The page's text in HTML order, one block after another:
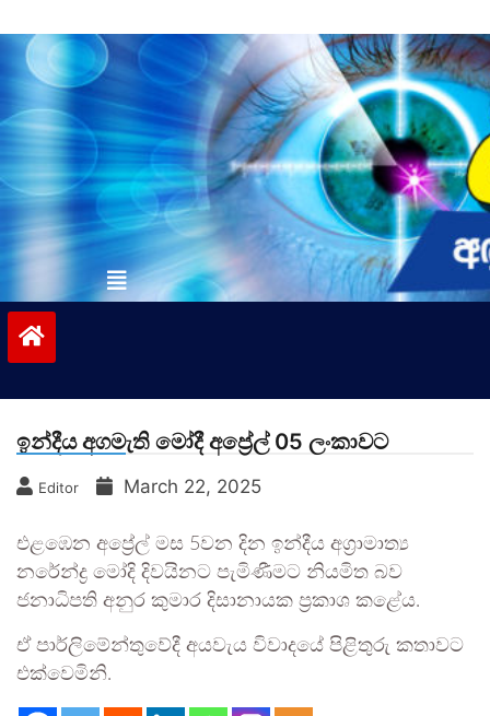
to
contentvinivida.lk
ඉන්දීය අගමැති මෝදී අප්‍රේල් 05 ලංකාවට
Editor March 22, 2025
එළඹෙන අප්‍රේල් මස 5වන දින ඉන්දීය අග්‍රාමාත්‍ය
නරේන්ද්‍ර මෝදි දිවයිනට පැමිණීමට නියමිත බව
ජනාධිපති අනුර කුමාර දිසානායක ප්‍රකාශ කළේය.
ඒ පාර්ලිමේන්තුවේදී අයවැය විවාදයේ පිළිතුරු කතාවට
එක්වෙමිනි.